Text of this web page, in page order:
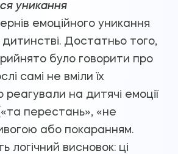
уникання
емоційного уникання
Достатньо того,
було говорити про
самі не вміли їх
на дитячі емоції
перестань», «не
або покаранням.
логічний висновок: ці